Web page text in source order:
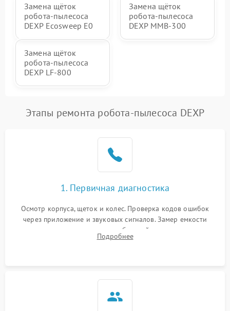
Замена щёток
робота-пылесоса
DEXP Ecosweep E0
Замена щёток
робота-пылесоса
DEXP MMB-300
Замена щёток
робота-пылесоса
DEXP LF-800
Этапы ремонта робота-пылесоса DEXP
1. Первичная диагностика
Осмотр корпуса, щеток и колес. Проверка кодов ошибок
через приложение и звуковых сигналов. Замер емкости
аккумулятора и тестирование базовой станции зарядки.
Оценка работы лидара, бампера и датчиков падения для
Подробнее